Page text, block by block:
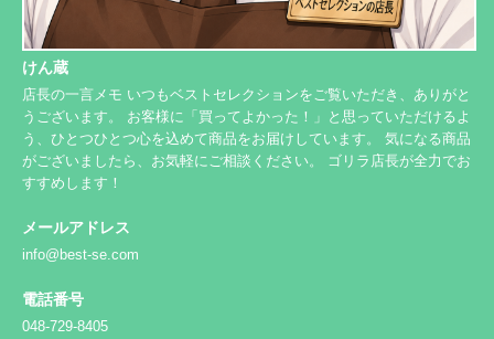
けん蔵
店長の一言メモ いつもベストセレクションをご覧いただき、ありがと
うございます。 お客様に「買ってよかった！」と思っていただけるよ
う、ひとつひとつ心を込めて商品をお届けしています。 気になる商品
がございましたら、お気軽にご相談ください。 ゴリラ店長が全力でお
すすめします！
メールアドレス
info@best-se.com
電話番号
048-729-8405